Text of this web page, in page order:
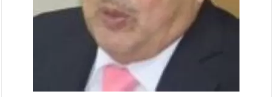
العلم
الملك يلتقي مجموعة من رفاق السلاح
الملك يتلقى اتصالا هاتفيا من العاهل البحريني
القاضي محمود أحمد فريحات.. مبارك ومزيدا من التوفيق